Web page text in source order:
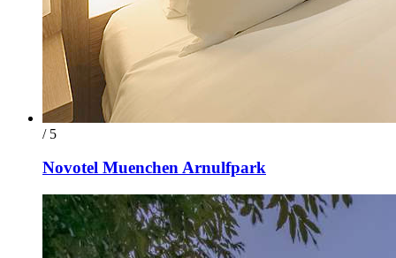
/ 5
Novotel Muenchen Arnulfpark